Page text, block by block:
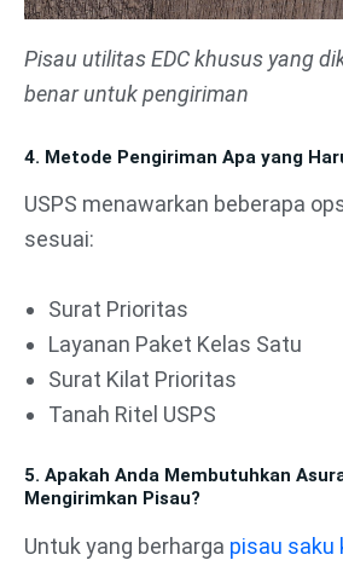
Pisau utilitas EDC khusus yang
benar untuk pengiriman
4. Metode Pengiriman Apa yang
USPS menawarkan beberapa
sesuai:
Surat Prioritas
Layanan Paket Kelas Satu
Surat Kilat Prioritas
Tanah Ritel USPS
5. Apakah Anda Membutuhkan
Mengirimkan Pisau?
Untuk yang berharga pisau saku